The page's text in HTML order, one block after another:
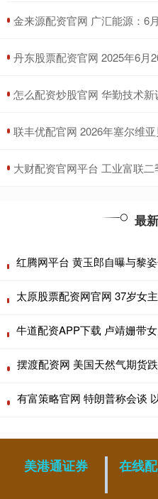
金来源配资官网 广汇能源：6
丹东股票配资官网 2025年6月20日
怎么配资炒股官网 华勤技术新
联丰优配官网 2026年塞尔维亚
大财配资官网平台 工业富联二季度净
最
摆渡配资网 美国天然气期货
有富策略官网 特朗普称会谈
美港通证券 在线